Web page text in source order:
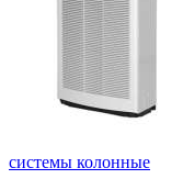
системы колонные